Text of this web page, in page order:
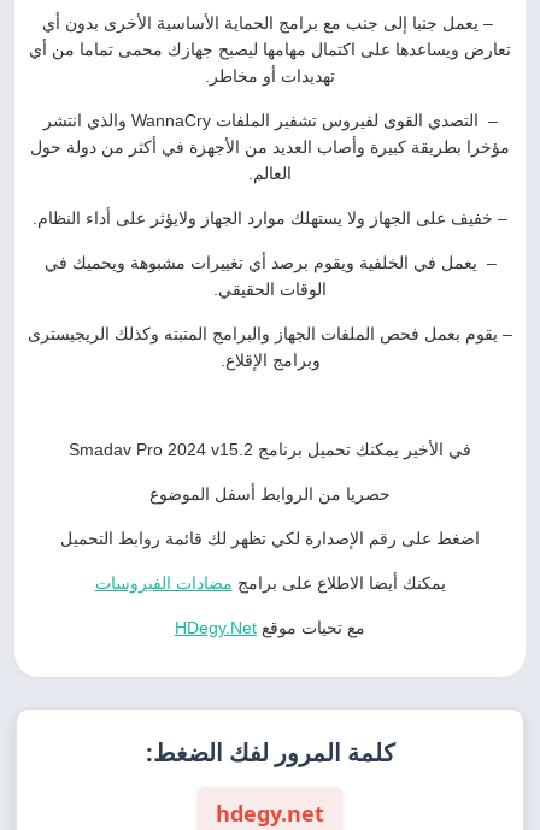
– يعمل جنبا إلى جنب مع برامج الحماية الأساسية الأخرى بدون أي
تعارض ويساعدها على اكتمال مهامها ليصبح جهازك محمی تماما من أي
تهديدات أو مخاطر.
– التصدي القوى لفيروس تشفير الملفات WannaCry والذي انتشر
مؤخرا بطريقة كبيرة وأصاب العديد من الأجهزة في أكثر من دولة حول
العالم.
– خفيف على الجهاز ولا يستهلك موارد الجهاز ولايؤثر على أداء النظام.
– يعمل في الخلفية ويقوم برصد أي تغييرات مشبوهة ويحميك في
الوقات الحقيقي.
– يقوم بعمل فحص الملفات الجهاز والبرامج المتبته وكذلك الريجیستری
وبرامج الإقلاع.
في الأخير يمكنك تحميل برنامج Smadav Pro 2024 v15.2
حصريا من الروابط أسفل الموضوع
اضغط على رقم الإصدارة لكي تظهر لك قائمة روابط التحميل
يمكنك أيضا الاطلاع على برامج مضادات الفيروسات
مع تحيات موقع HDegy.Net
كلمة المرور لفك الضغط:
hdegy.net